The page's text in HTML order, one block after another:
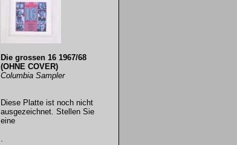
Die grossen 16 1967/68
(OHNE COVER)
Columbia Sampler
Diese Platte ist noch nicht
ausgezeichnet. Stellen Sie
eine
.